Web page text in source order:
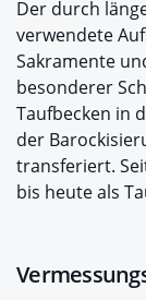
Der durch
verwendete
Sakramente
besonderer
Taufbecken in
der
transferiert.
bis heute als